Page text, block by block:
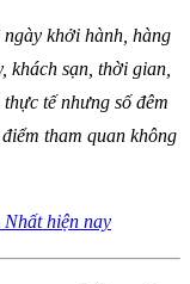
khởi hành, hàng
khách sạn, thời gian,
tế nhưng số đêm
tham quan không
hiện nay